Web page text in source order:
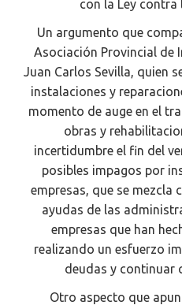
con la Ley
Un argumento que
Asociación Provincial de
Juan Carlos Sevilla, quien
instalaciones y
momento de auge en el
obras y
incertidumbre el fin del
posibles impagos por
empresas, que se mezcla
ayudas de las
empresas que han
realizando un esfuerzo
deudas y continuar
Otro aspecto que